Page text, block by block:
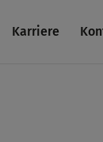
Karriere